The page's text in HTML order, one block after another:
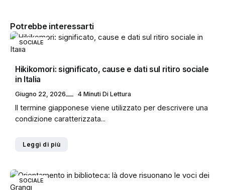
Potrebbe interessarti
SOCIALE
Hikikomori: significato, cause e dati sul ritiro sociale
in Italia
Giugno 22, 2026 4 Minuti Di Lettura
Il termine giapponese viene utilizzato per descrivere una
condizione caratterizzata...
Leggi di più
SOCIALE